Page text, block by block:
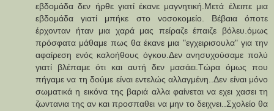
εβδομάδα δεν ήρθε γιατί έκανε μαγνητική.Μετά έλειπε μια
εβδομάδα γιατί μπήκε στο νοσοκομείο. Βέβαια όποτε
έρχονταν ήταν μια χαρά μας πείραζε έπαιζε βόλευ.όμως
πρόσφατα μάθαμε πως θα έκανε μια "εγχειρισουλα" για την
αφαίρεση ενός καλοήθους όγκου.Δεν ανησυχούσαμε πολύ
γιατί βλέπαμε ότι και αυτή δεν μασάει.Τώρα όμως που
πήγαμε να τη δούμε είναι εντελώς αλλαγμένη..Δεν είναι μόνο
σωματικά η εικόνα της βαριά αλλα φαίνεται να εχει χασει τη
ζωντανια της αν και προσπαθει να μην το δειχνει..Σχολείο θα